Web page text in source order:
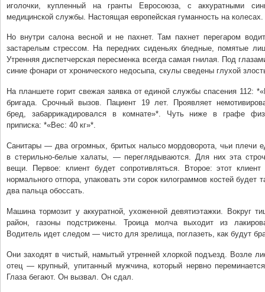
иголочки, купленный на гранты Евросоюза, с аккуратными
медицинской службы. Настоящая европейская гуманность на колесах.
Но внутри салона весной и не пахнет. Там пахнет перегаром
застарелым стрессом. На передних сиденьях бледные, помятые
Утренняя диспетчерская пересменка всегда самая гнилая. Под
синие фонари от хронического недосыпа, скулы сведены глухой
На планшете горит свежая заявка от единой службы спасения 112:
бригада. Срочный вызов. Пациент 19 лет. Проявляет
бред, забаррикадировался в комнате»*. Чуть ниже в графе
приписка: *«Вес: 40 кг»*.
Санитары — два огромных, бритых налысо мордоворота, чьи плечи
в стерильно-белые халаты, — переглядываются. Для них эта
вещи. Первое: клиент будет сопротивляться. Второе: этот
нормального отпора, упаковать эти сорок килограммов костей будет
два пальца обоссать.
Машина тормозит у аккуратной, ухоженной девятиэтажки. Вокруг
район, газоны подстрижены. Троица молча выходит из
Водитель идет следом — чисто для зрелища, поглазеть, как будут
Они заходят в чистый, намытый утренней хлоркой подъезд. Возле
отец — крупный, упитанный мужчина, который нервно
Глаза бегают. Он вызвал. Он сдал.